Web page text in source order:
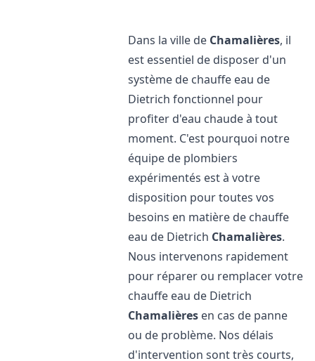
Dans la ville de Chamalières, il
est essentiel de disposer d'un
système de chauffe eau de
Dietrich fonctionnel pour
profiter d'eau chaude à tout
moment. C'est pourquoi notre
équipe de plombiers
expérimentés est à votre
disposition pour toutes vos
besoins en matière de chauffe
eau de Dietrich Chamalières.
Nous intervenons rapidement
pour réparer ou remplacer votre
chauffe eau de Dietrich
Chamalières en cas de panne
ou de problème. Nos délais
d'intervention sont très courts,